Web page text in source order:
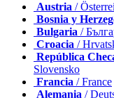
Austria /
Bosnia y
Bulgaria /
Croacia /
República
Slovensko
Francia / France
Alemania /